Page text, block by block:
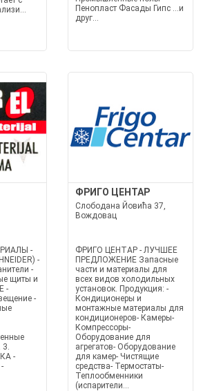
Пенопласт Фасады Гипс …и
друг...
-
-
-
щиты и
-
-
3.
-
ФРИГО ЦЕНТАР
Слободана Йовића 37,
Вождовац
ФРИГО ЦЕНТАР - ЛУЧШЕЕ
ПРЕДЛОЖЕНИЕ Запасные
части и материалы для
всех видов холодильных
установок. Продукция: -
Кондиционеры и
монтажные материалы для
кондиционеров- Камеры-
Компрессоры-
Оборудование для
агрегатов- Оборудование
для камер- Чистящие
средства- Термостаты-
Теплообменники
(испарители...